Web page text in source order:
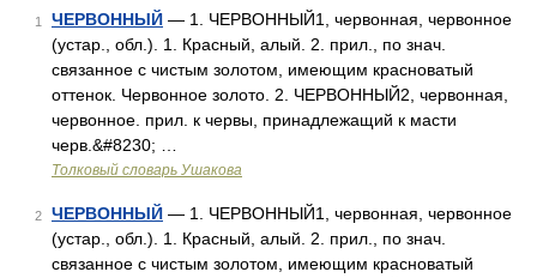
1 ЧЕРВОННЫЙ — 1. ЧЕРВОННЫЙ1, червонная, червонное
(устар., обл.). 1. Красный, алый. 2. прил., по знач.
связанное с чистым золотом, имеющим красноватый
оттенок. Червонное золото. 2. ЧЕРВОННЫЙ2, червонная,
червонное. прил. к червы, принадлежащий к масти
черв.&#8230; …
Толковый словарь Ушакова
2 ЧЕРВОННЫЙ — 1. ЧЕРВОННЫЙ1, червонная, червонное
(устар., обл.). 1. Красный, алый. 2. прил., по знач.
связанное с чистым золотом, имеющим красноватый